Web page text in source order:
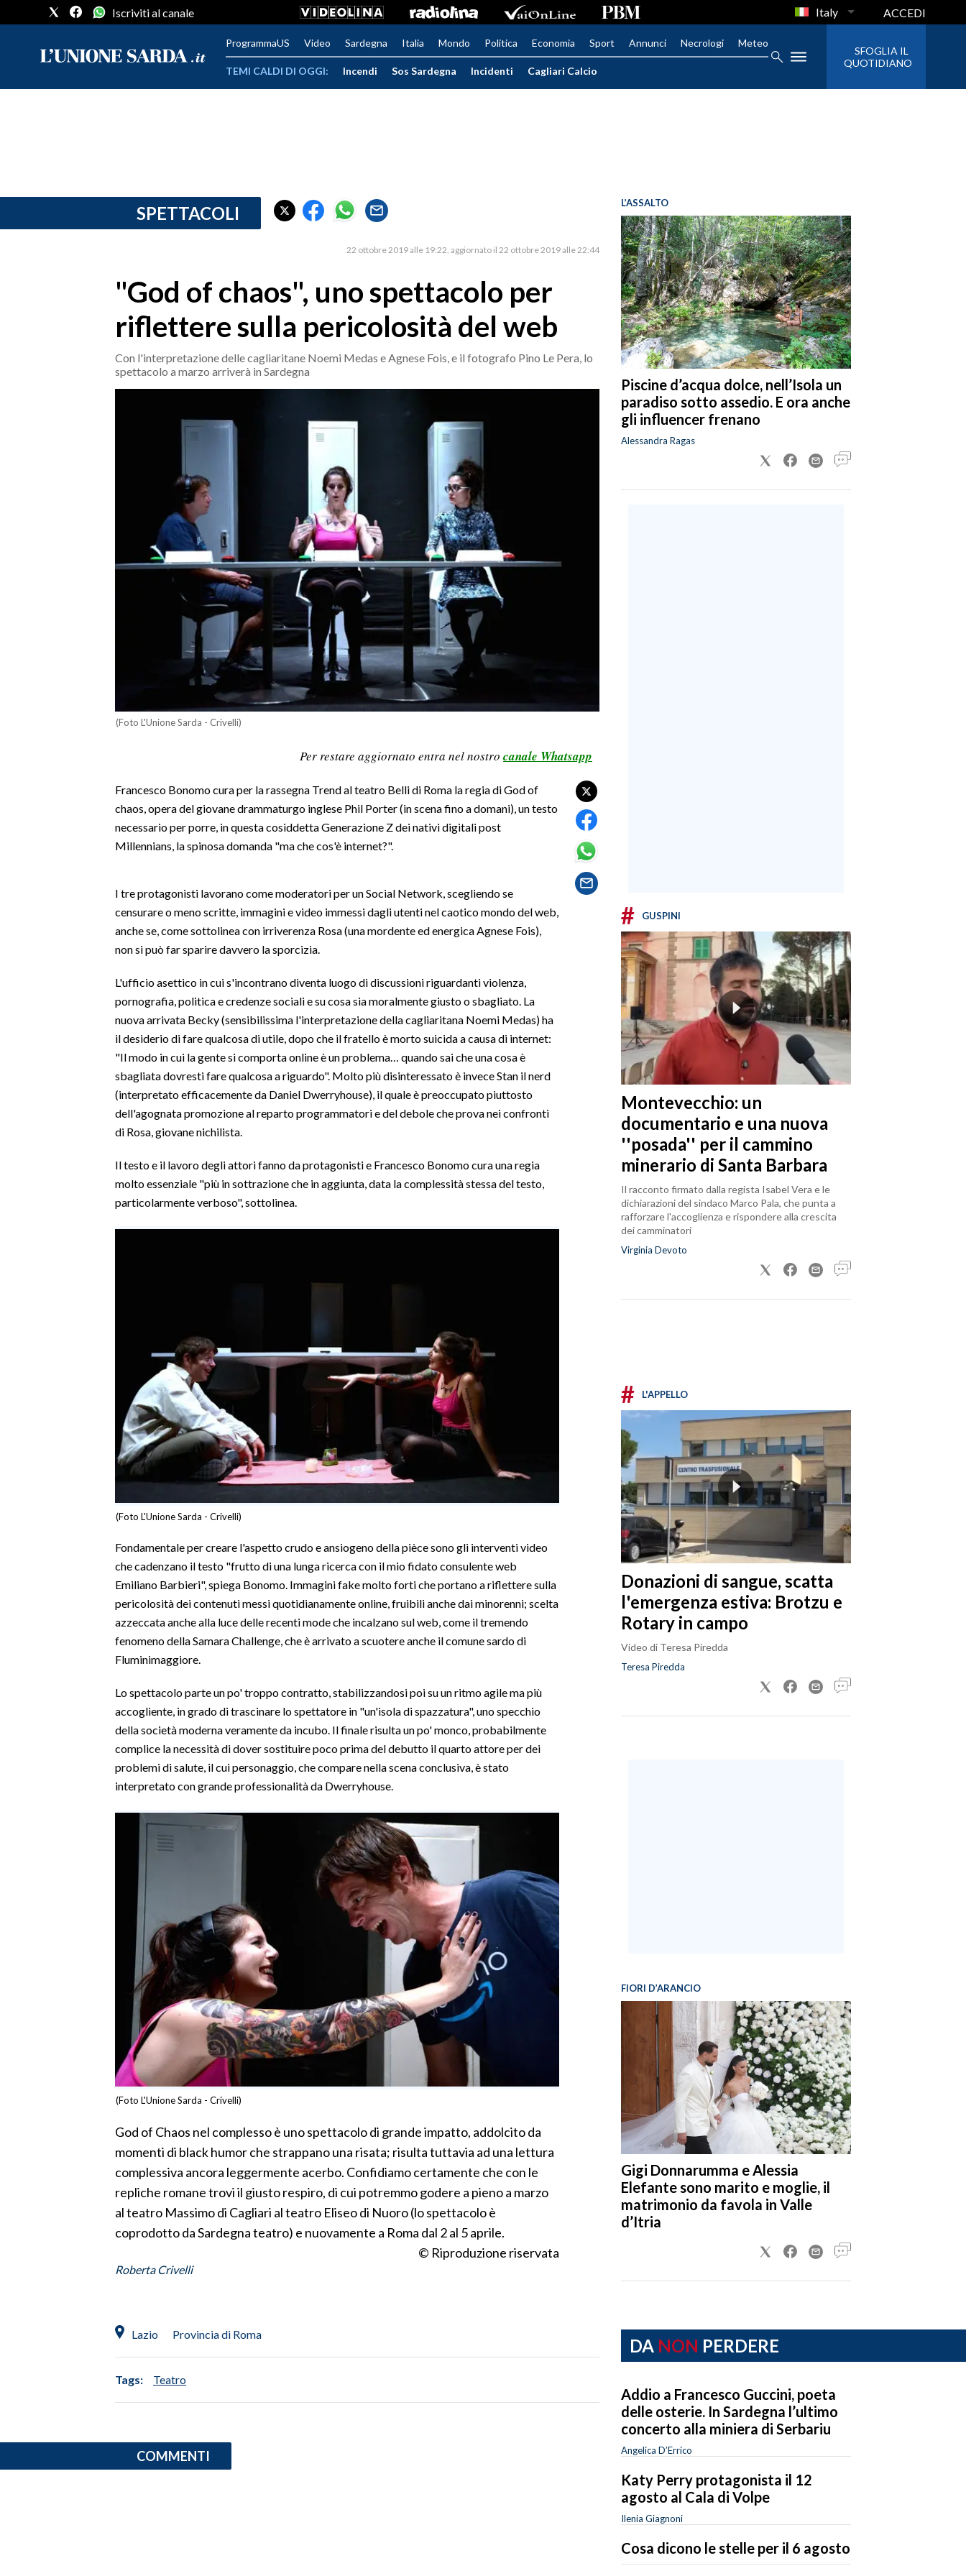
PROVINCIA DI CAGLIARI
Iscriviti al canale Italy ACCEDI
ProgrammaUS Video Sardegna Italia Mondo Politica Economia Sport Annunci Necrologi Meteo
TEMI CALDI DI OGGI: Incendi Sos Sardegna Incidenti Cagliari Calcio
SFOGLIA IL
QUOTIDIANO
SPETTACOLI
22 ottobre 2019 alle 19:22 aggiornato il 22 ottobre 2019 alle 22:44
"God of chaos", uno spettacolo per
riflettere sulla pericolosità del web
Con l'interpretazione delle cagliaritane Noemi Medas e Agnese Fois, e il fotografo Pino Le Pera, lo
spettacolo a marzo arriverà in Sardegna
(Foto L'Unione Sarda - Crivelli)
Per restare aggiornato entra nel nostro canale Whatsapp
Francesco Bonomo cura per la rassegna Trend al teatro Belli di Roma la regia di God of
chaos, opera del giovane drammaturgo inglese Phil Porter (in scena fino a domani), un testo
necessario per porre, in questa cosiddetta Generazione Z dei nativi digitali post
Millennians, la spinosa domanda "ma che cos'è internet?".
I tre protagonisti lavorano come moderatori per un Social Network, scegliendo se
censurare o meno scritte, immagini e video immessi dagli utenti nel caotico mondo del web,
anche se, come sottolinea con irriverenza Rosa (una mordente ed energica Agnese Fois),
non si può far sparire davvero la sporcizia.
L'ufficio asettico in cui s'incontrano diventa luogo di discussioni riguardanti violenza,
pornografia, politica e credenze sociali e su cosa sia moralmente giusto o sbagliato. La
nuova arrivata Becky (sensibilissima l'interpretazione della cagliaritana Noemi Medas) ha
il desiderio di fare qualcosa di utile, dopo che il fratello è morto suicida a causa di internet:
"Il modo in cui la gente si comporta online è un problema… quando sai che una cosa è
sbagliata dovresti fare qualcosa a riguardo". Molto più disinteressato è invece Stan il nerd
(interpretato efficacemente da Daniel Dwerryhouse), il quale è preoccupato piuttosto
dell'agognata promozione al reparto programmatori e del debole che prova nei confronti
di Rosa, giovane nichilista.
Il testo e il lavoro degli attori fanno da protagonisti e Francesco Bonomo cura una regia
molto essenziale "più in sottrazione che in aggiunta, data la complessità stessa del testo,
particolarmente verboso", sottolinea.
(Foto L'Unione Sarda - Crivelli)
Fondamentale per creare l'aspetto crudo e ansiogeno della pièce sono gli interventi video
che cadenzano il testo "frutto di una lunga ricerca con il mio fidato consulente web
Emiliano Barbieri", spiega Bonomo. Immagini fake molto forti che portano a riflettere sulla
pericolosità dei contenuti messi quotidianamente online, fruibili anche dai minorenni; scelta
azzeccata anche alla luce delle recenti mode che incalzano sul web, come il tremendo
fenomeno della Samara Challenge, che è arrivato a scuotere anche il comune sardo di
Fluminimaggiore.
Lo spettacolo parte un po' troppo contratto, stabilizzandosi poi su un ritmo agile ma più
accogliente, in grado di trascinare lo spettatore in "un'isola di spazzatura", uno specchio
della società moderna veramente da incubo. Il finale risulta un po' monco, probabilmente
complice la necessità di dover sostituire poco prima del debutto il quarto attore per dei
problemi di salute, il cui personaggio, che compare nella scena conclusiva, è stato
interpretato con grande professionalità da Dwerryhouse.
(Foto L'Unione Sarda - Crivelli)
God of Chaos nel complesso è uno spettacolo di grande impatto, addolcito da
momenti di black humor che strappano una risata; risulta tuttavia ad una lettura
complessiva ancora leggermente acerbo. Confidiamo certamente che con le
repliche romane trovi il giusto respiro, di cui potremmo godere a pieno a marzo
al teatro Massimo di Cagliari al teatro Eliseo di Nuoro (lo spettacolo è
coprodotto da Sardegna teatro) e nuovamente a Roma dal 2 al 5 aprile.
© Riproduzione riservata
Roberta Crivelli
Lazio Provincia di Roma
Tags: Teatro
COMMENTI
L’ASSALTO
Piscine d’acqua dolce, nell’Isola un
paradiso sotto assedio. E ora anche
gli influencer frenano
Alessandra Ragas
# GUSPINI
Montevecchio: un
documentario e una nuova
''posada'' per il cammino
minerario di Santa Barbara
Il racconto firmato dalla regista Isabel Vera e le
dichiarazioni del sindaco Marco Pala, che punta a
rafforzare l'accoglienza e rispondere alla crescita
dei camminatori
Virginia Devoto
# L'APPELLO
Donazioni di sangue, scatta
l'emergenza estiva: Brotzu e
Rotary in campo
Video di Teresa Piredda
Teresa Piredda
FIORI D’ARANCIO
Gigi Donnarumma e Alessia
Elefante sono marito e moglie, il
matrimonio da favola in Valle
d’Itria
DA NON PERDERE
Addio a Francesco Guccini, poeta
delle osterie. In Sardegna l’ultimo
concerto alla miniera di Serbariu
Angelica D’Errico
Katy Perry protagonista il 12
agosto al Cala di Volpe
Ilenia Giagnoni
Cosa dicono le stelle per il 6 agosto